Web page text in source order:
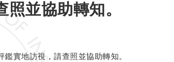
並協助轉知。
實地訪視，請查照並協助轉知。